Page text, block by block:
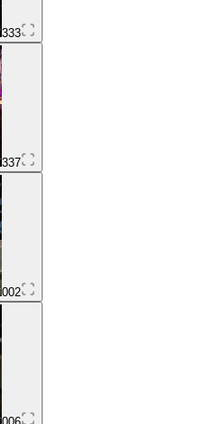
333
337
002